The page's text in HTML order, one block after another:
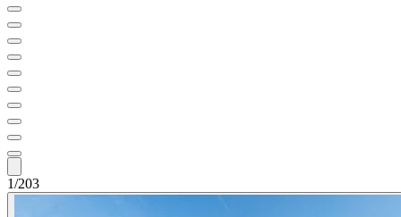
1/203